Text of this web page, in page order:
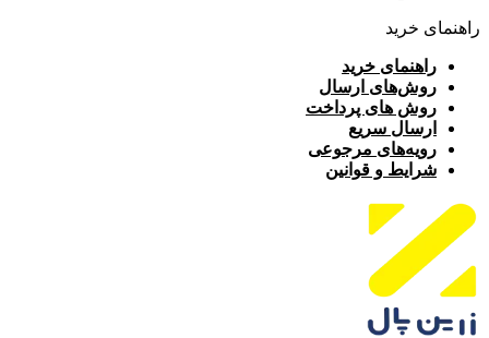
راهنمای خرید
راهنمای خرید
روش‌های ارسال
روش های پرداخت
ارسال سریع
رویه‌های مرجوعی
شرایط و قوانین